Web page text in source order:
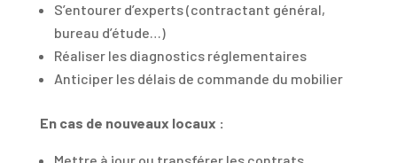
S’entourer d’experts (contractant général,
bureau d’étude…)
Réaliser les diagnostics réglementaires
Anticiper les délais de commande du mobilier
En cas de nouveaux locaux :